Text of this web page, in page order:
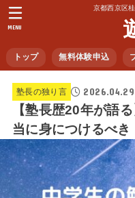
京都西京区
トップ 無料体験申込
MENU
塾長の独り言 2026.04.29
【塾長歴20年が語
当に身につけるべき